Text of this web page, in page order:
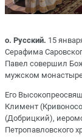
о. Русский. 15
Серафима
Павел совершил
мужском
Его
Климент
(Добрицкий),
Петропавловского